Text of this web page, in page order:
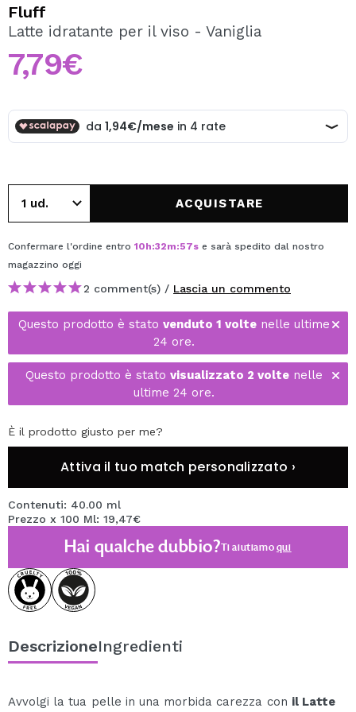
Creando un account su Maquibeauty.it potrai fare i tuoi
acquisti velocemente, controllare lo stato dei tuoi ordini e
consultare le tue operazioni precedenti.
CREARE UN ACCOUNT
Fluff
Latte idratante per il viso - Vaniglia
7,79€
ACQUISTARE
Confermare l'ordine entro 10h:32m:57s e sarà spedito dal nostro
magazzino oggi
2 comment(s) / Lascia un commento
Questo prodotto è stato venduto 1 volte nelle ultime
24 ore.
Questo prodotto è stato visualizzato 2 volte nelle
ultime 24 ore.
È il prodotto giusto per me?
Attiva il tuo match personalizzato ›
Contenuti: 40.00 ml
Prezzo x 100 Ml: 19,47€
Hai qualche dubbio?Ti aiutiamoqui
DescrizioneIngredienti
Avvolgi la tua pelle in una morbida carezza con il Latte